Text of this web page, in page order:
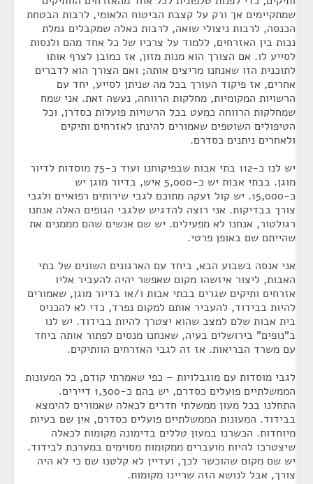
שמתקיימים אך ורק על קצבת הביטוח הלאומי, לרבות הבטחת
הכנסה, לרבות ניצולי שואה, לרבות כאלה שמקבלים גמלת
נכות בין האזרחים, ללמוד על צרכיו של כל אחד מהם ולנסות
לסייע לו. אם הצורך הוא מנות מזון, אז כמובן לצרף אותו
לתוכנית הזו שאנחנו מריצים אותה; ואם הצורך הוא לדברים
אחרים, אז פיקוד העורך בכל מה שניתן לסייע, יחד עם
הרשויות המקומיות, מחלקות הרווחה, נעשה זאת. אני שמח
שמחלקות הרווחה כמעט בכל הרשויות פועלות כסדרן, וכל
הטיפולים השוטפים שאמורים להינתן לאזרחים ותיקים
ולאחרים ניתנים כסדרם.
יש לנו כ-112 בתי אבות שבפיקוחנו ועוד כ-75 מוסדות לדיור
מוגן. בבתי אבות יש כ-5,000 איש, בדיור מוגן יש
כ-15,000. יש קול זעקה מתוכם לגבי שירותים רפואיים ולגבי
צורך בבדיקות. אני רוצה להדגיש שלגבי הגופים האלה אנחנו
רגולטור, אנחנו לא מפעילים. יש שם אנשים שהם מממנים את
שהייתם שם באופן פרטי.
אני אנסה בשבוע הבא, ביחד עם הארגונים השונים של בתי
האבות, ליצור איזשהו מקום שאפשר יהיה להעביר אליו
אזרחים ותיקים שגרים בבתי אבות ו/או בדיור מוגן, שאמורים
להיות בבידוד, להעביר אותם למקום נפרד, כדי לא להכניס
בית אבות שלם למצב שהוא יצטרך להיות בבידוד. יש לנו
ב"נופים" בירושלים בעיה, שאנחנו מנסים לפתור אותה ביחד
עם משרד הבריאות. אז זה לגבי האזרחים הוותיקים.
לגבי מוסדות עם מוגבלויות – כפי שאמרתי קודם, כל המעונות
הממשלתיים פועלים כסדרם, יש בהם כ-1,300 דיירים.
התחלנו בכל מעון ממשלתי חדרים לכאלה שאמורים להימצא
בבידוד. המעונות הממשלתיים פועלים כסדרם, אין שם בעיות
מיוחדות. הכשרנו במעון טללים בדימונה מקומות לכאלה
שיצטרכו להיות מועברים ממקומות מסוימים במערכת לבידוד.
יש שם מקום שהוכשר לכך, ועדיין לא קלטנו שם כי לא היה
צורך, אבל לנושא הזה שריינו מקומות.